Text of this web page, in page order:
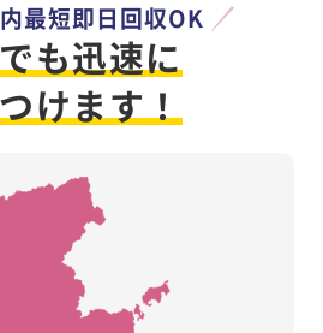
最短即日回収OK
も迅速に
けます！